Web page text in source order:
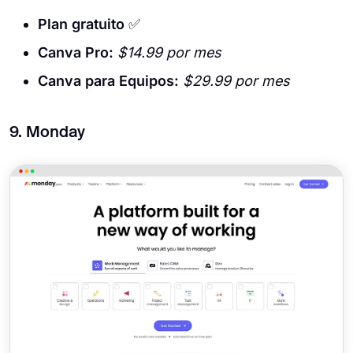
Plan gratuito ✅
Canva Pro: $14.99 por mes
Canva para Equipos: $29.99 por mes
9. Monday